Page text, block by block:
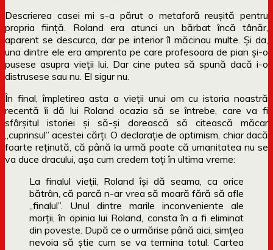
Descrierea casei mi s-a părut o metaforă reușită pentru
propria ființă. Roland era atunci un bărbat încă tânăr,
aparent se descurca, dar pe interior îl măcinau multe. Și da,
una dintre ele era amprenta pe care profesoara de pian și-o
pusese asupra vieții lui. Dar cine putea să spună dacă i-o
distrusese sau nu. El sigur nu.
În final, împletirea asta a vieții unui om cu istoria noastră
recentă îi dă lui Roland ocazia să se întrebe, care va fi
sfârșitul istoriei și să-și dorească să citească măcar
„cuprinsul” acestei cărți. O declarație de optimism, chiar dacă
foarte reținută, că până la urmă poate că umanitatea nu se
va duce dracului, așa cum credem toți în ultima vreme:
La finalul vieții, Roland își dă seama, ca orice
bătrân, că parcă n-ar vrea să moară fără să afle
„finalul”. Unul dintre marile inconveniente ale
morţii, în opinia lui Roland, consta în a fi eliminat
din poveste. După ce o urmărise până aici, simţea
nevoia să ştie cum se va termina totul. Cartea